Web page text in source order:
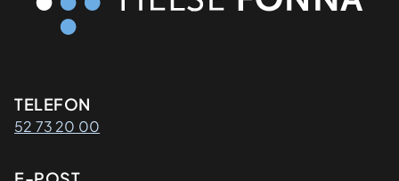
Kontaktinformasjon
TELEFON
52 73 20 00